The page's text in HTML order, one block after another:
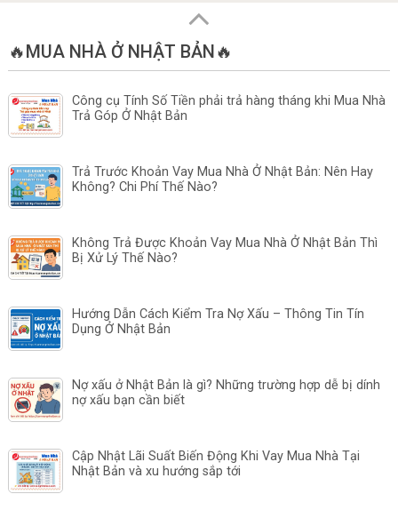
🔥MUA NHÀ Ở NHẬT BẢN🔥
Công cụ Tính Số Tiền phải trả hàng tháng khi Mua Nhà
Trả Góp Ở Nhật Bản
Trả Trước Khoản Vay Mua Nhà Ở Nhật Bản: Nên Hay
Không? Chi Phí Thế Nào?
Không Trả Được Khoản Vay Mua Nhà Ở Nhật Bản Thì
Bị Xử Lý Thế Nào?
Hướng Dẫn Cách Kiểm Tra Nợ Xấu – Thông Tin Tín
Dụng Ở Nhật Bản
Nợ xấu ở Nhật Bản là gì? Những trường hợp dễ bị dính
nợ xấu bạn cần biết
Cập Nhật Lãi Suất Biến Động Khi Vay Mua Nhà Tại
Nhật Bản và xu hướng sắp tới